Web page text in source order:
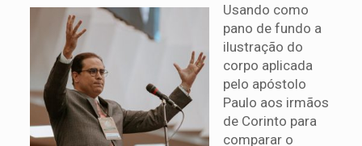
Usando como
pano de fundo a
ilustração do
corpo aplicada
pelo apóstolo
Paulo aos irmãos
de Corinto para
comparar o